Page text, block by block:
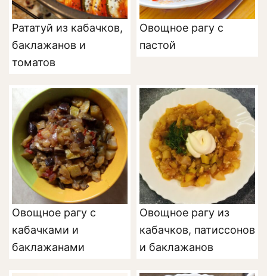
Рататуй из кабачков,
баклажанов и
томатов
Овощное рагу с
пастой
Овощное рагу с
кабачками и
баклажанами
Овощное рагу из
кабачков, патиссонов
и баклажанов